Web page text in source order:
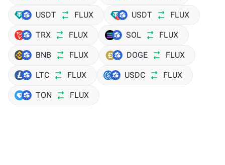
USDT FLUX USDT FLUX
TRX FLUX SOL FLUX
BNB FLUX DOGE FLUX
LTC FLUX USDC FLUX
TON FLUX